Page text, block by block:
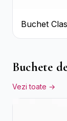
Buchet
Crizanteme
Buchete
Vezi toate →